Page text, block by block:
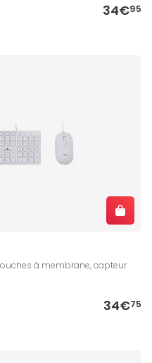
34€95
à membrane, capteur
34€75